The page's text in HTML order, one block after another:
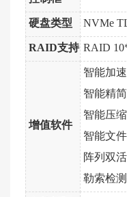
硬盘类型 NVMe
RAID支持 RAID
增值软件
智能加
智能精
智能压缩
智能文
阵列双
勒索检